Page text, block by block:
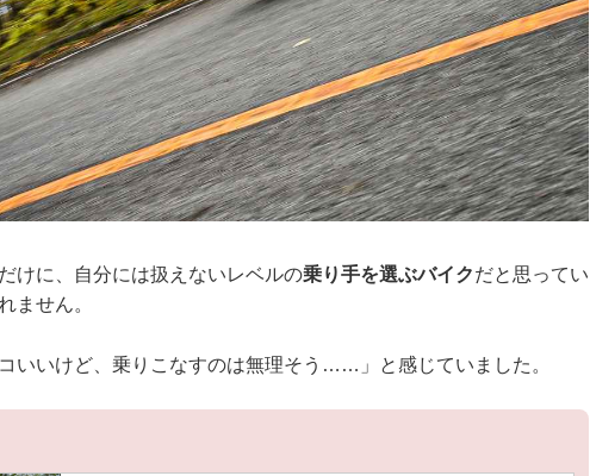
けに、自分には扱えないレベルの乗り手を選ぶバイクだと思ってい
ません。
いいけど、乗りこなすのは無理そう……」と感じていました。